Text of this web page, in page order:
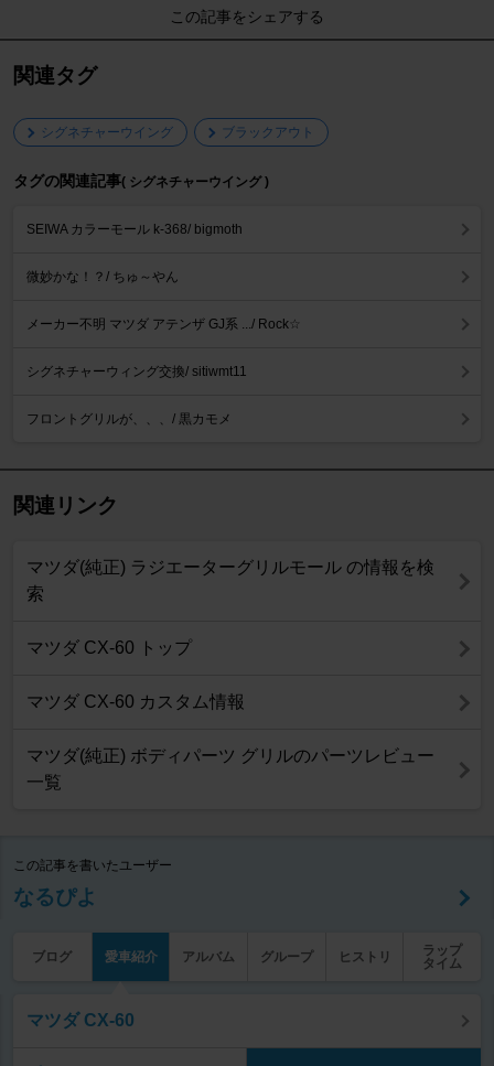
この記事をシェアする
関連タグ
シグネチャーウイング ブラックアウト
タグの関連記事( シグネチャーウイング )
SEIWA カラーモール k-368/ bigmoth
微妙かな！？/ ちゅ～やん
メーカー不明 マツダ アテンザ GJ系 .../ Rock☆
シグネチャーウィング交換/ sitiwmt11
フロントグリルが、、、/ 黒カモメ
関連リンク
マツダ(純正) ラジエーターグリルモール の情報を検
索
マツダ CX-60 トップ
マツダ CX-60 カスタム情報
マツダ(純正) ボディパーツ グリルのパーツレビュー
一覧
この記事を書いたユーザー
なるぴよ
ブログ 愛車紹介 アルバム グループ ヒストリ
ラップ
タイム
マツダ CX-60